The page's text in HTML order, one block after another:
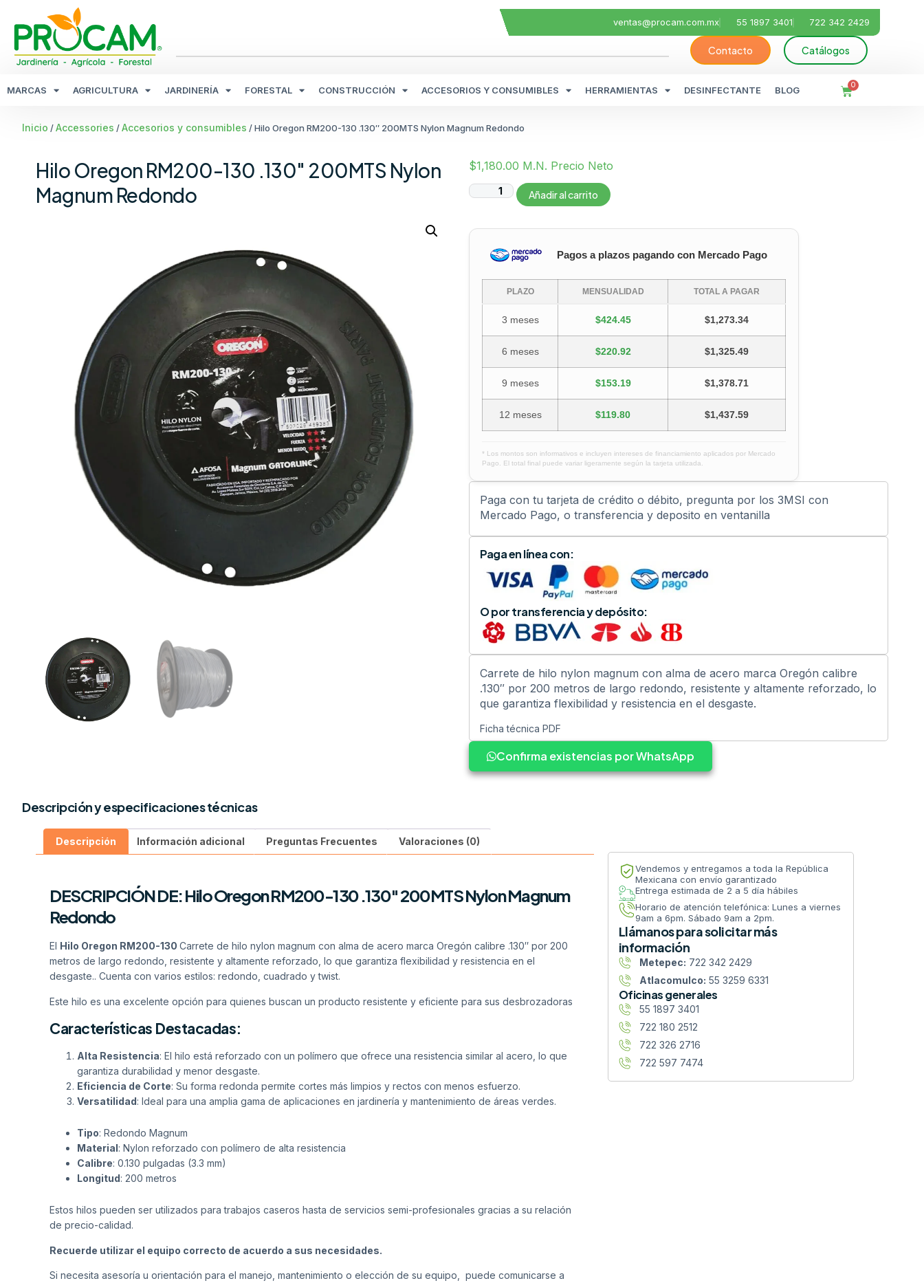
ventas@procam.com.mx 55 1897 3401 722 342 2429
Contacto Catálogos
MARCAS AGRICULTURA JARDINERÍA FORESTAL CONSTRUCCIÓN ACCESORIOS Y CONSUMIBLES HERRAMIENTAS DESINFECTANTE BLOG 0
Inicio /Accessories /Accesorios y consumibles / Hilo Oregon RM200-130 .130″ 200MTS Nylon Magnum Redondo
Hilo Oregon RM200-130 .130″ 200MTS Nylon
Magnum Redondo
$1,180.00 M.N. Precio Neto
Añadir al carrito
Pagos a plazos pagando con Mercado Pago
PLAZO MENSUALIDAD TOTAL A PAGAR
3 meses $424.45 $1,273.34
6 meses $220.92 $1,325.49
9 meses $153.19 $1,378.71
12 meses $119.80 $1,437.59
* Los montos son informativos e incluyen intereses de financiamiento aplicados por Mercado
Pago. El total final puede variar ligeramente según la tarjeta utilizada.
Paga con tu tarjeta de crédito o débito, pregunta por los 3MSI con
Mercado Pago, o transferencia y deposito en ventanilla
Paga en línea con:
O por transferencia y depósito:
Carrete de hilo nylon magnum con alma de acero marca Oregón calibre
.130″ por 200 metros de largo redondo, resistente y altamente reforzado, lo
que garantiza flexibilidad y resistencia en el desgaste.
Ficha técnica PDF
Confirma existencias por WhatsApp
Descripción y especificaciones técnicas
Descripción Información adicional Preguntas Frecuentes Valoraciones (0)
DESCRIPCIÓN DE: Hilo Oregon RM200-130 .130″ 200MTS Nylon Magnum
Redondo
El Hilo Oregon RM200-130 Carrete de hilo nylon magnum con alma de acero marca Oregón calibre .130″ por 200
metros de largo redondo, resistente y altamente reforzado, lo que garantiza flexibilidad y resistencia en el
desgaste.. Cuenta con varios estilos: redondo, cuadrado y twist.
Este hilo es una excelente opción para quienes buscan un producto resistente y eficiente para sus desbrozadoras
Características Destacadas:
Alta Resistencia: El hilo está reforzado con un polímero que ofrece una resistencia similar al acero, lo que
garantiza durabilidad y menor desgaste.
Eficiencia de Corte: Su forma redonda permite cortes más limpios y rectos con menos esfuerzo.
Versatilidad: Ideal para una amplia gama de aplicaciones en jardinería y mantenimiento de áreas verdes.
Tipo: Redondo Magnum
Material: Nylon reforzado con polímero de alta resistencia
Calibre: 0.130 pulgadas (3.3 mm)
Longitud: 200 metros
Estos hilos pueden ser utilizados para trabajos caseros hasta de servicios semi-profesionales gracias a su relación
de precio-calidad.
Recuerde utilizar el equipo correcto de acuerdo a sus necesidades.
Si necesita asesoría u orientación para el manejo, mantenimiento o elección de su equipo, puede comunicarse a
Vendemos y entregamos a toda la República
Mexicana con envío garantizado
Entrega estimada de 2 a 5 día hábiles
Horario de atención telefónica: Lunes a viernes
9am a 6pm. Sábado 9am a 2pm.
Llámanos para solicitar más
información
Metepec: 722 342 2429
Atlacomulco: 55 3259 6331
Oficinas generales
55 1897 3401
722 180 2512
722 326 2716
722 597 7474